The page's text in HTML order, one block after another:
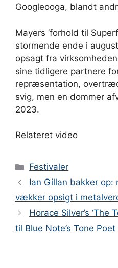
Googleooga, blandt
Mayers ‘forhold til
stormende ende i
opsagt fra
sine tidligere partnere
repræsentation,
svig, men en dommer
2023.
Relateret video
Kategorier
Festivaler
Ian Gillan bakker op:
vækker opsigt i
Horace Silver’s ‘The
til Blue Note’s Tone